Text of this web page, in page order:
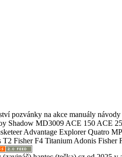
pozvánky na akce manuály
MD3009 ACE 150 ACE
Advantage Explorer Quatro
Fisher F4 Titanium Adonis Fisher